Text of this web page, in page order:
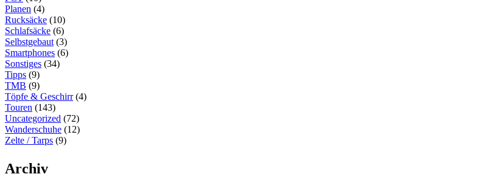
Planen (4)
Rucksäcke (10)
Schlafsäcke (6)
Selbstgebaut (3)
Smartphones (6)
Sonstiges (34)
Tipps (9)
TMB (9)
Töpfe & Geschirr(4)
Touren (143)
Uncategorized (72)
Wanderschuhe (12)
Zelte / Tarps (9)
Archiv